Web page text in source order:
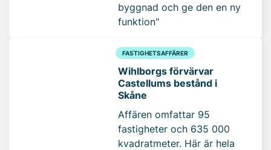
byggnad och ge den en ny
funktion"
FASTIGHETSAFFÄRER
Wihlborgs förvärvar
Castellums bestånd i
Skåne
Affären omfattar 95
fastigheter och 635 000
kvadratmeter. Här är hela